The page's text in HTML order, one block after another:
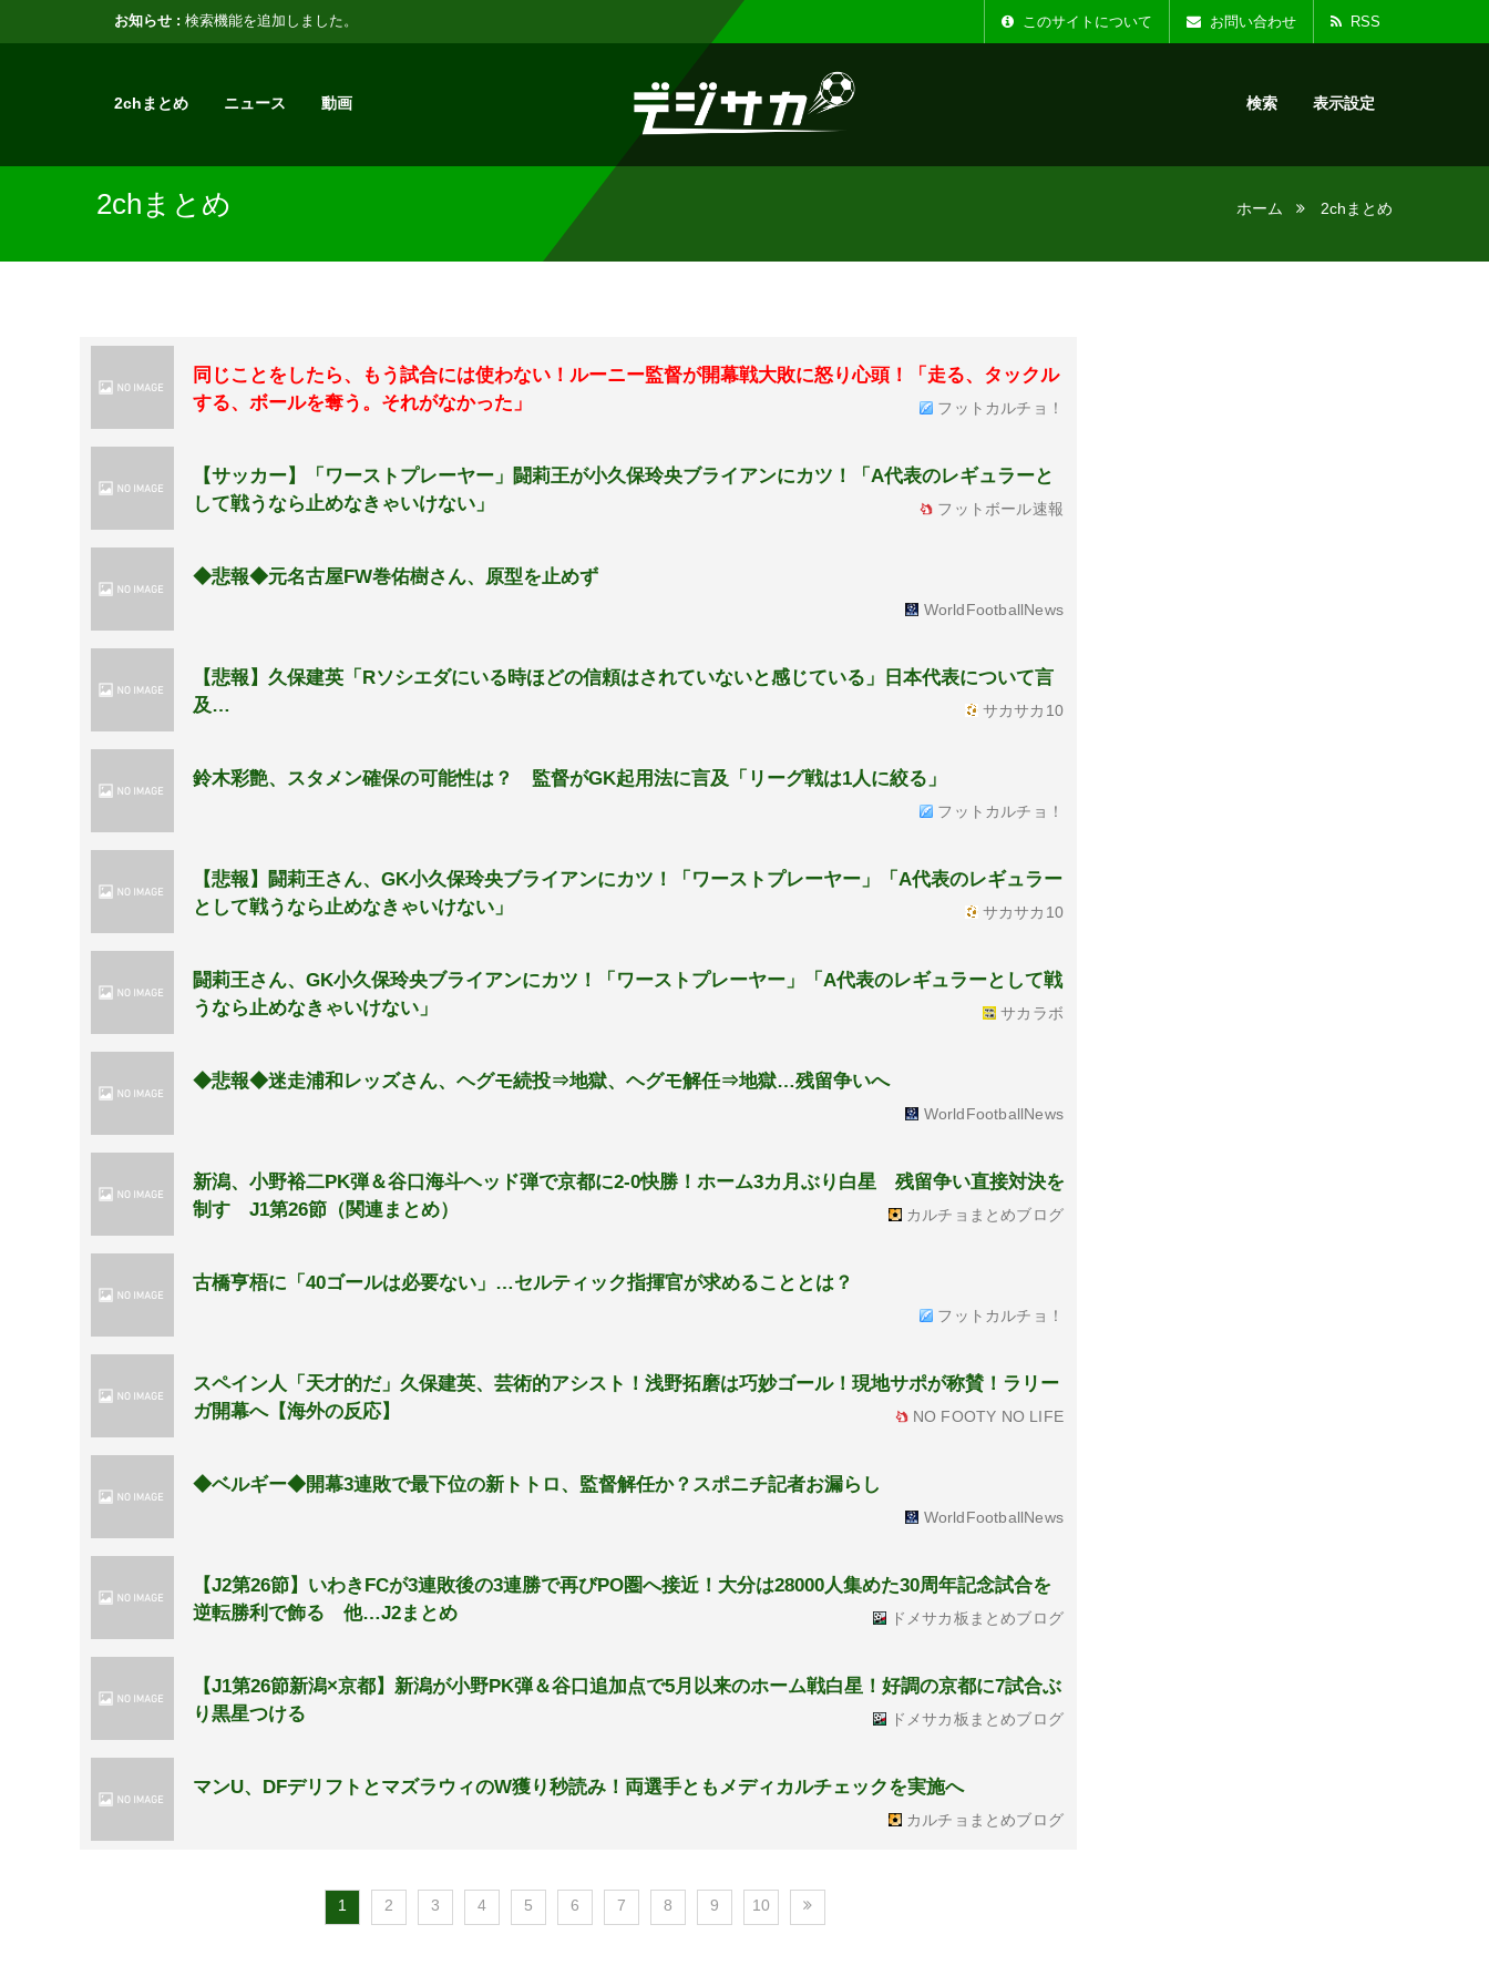
お知らせ : 検索機能を追加しました。 表示設定機能を追加しました。 お知らせ :
このサイトについて お問い合わせ RSS
2chまとめ ニュース 動画 検索 表示設定
2chまとめ ホーム 2chまとめ
同じことをしたら、もう試合には使わない！ルーニー監督が開幕戦大敗に怒り心頭！「走る、タックル
する、ボールを奪う。それがなかった」
フットカルチョ！
【サッカー】「ワーストプレーヤー」闘莉王が小久保玲央ブライアンにカツ！「A代表のレギュラーと
して戦うなら止めなきゃいけない」
フットボール速報
◆悲報◆元名古屋FW巻佑樹さん、原型を止めず
WorldFootballNews
【悲報】久保建英「Rソシエダにいる時ほどの信頼はされていないと感じている」日本代表について言
及…
サカサカ10
鈴木彩艶、スタメン確保の可能性は？ 監督がGK起用法に言及「リーグ戦は1人に絞る」
フットカルチョ！
【悲報】闘莉王さん、GK小久保玲央ブライアンにカツ！「ワーストプレーヤー」「A代表のレギュラー
として戦うなら止めなきゃいけない」
サカサカ10
闘莉王さん、GK小久保玲央ブライアンにカツ！「ワーストプレーヤー」「A代表のレギュラーとして戦
うなら止めなきゃいけない」
サカラボ
◆悲報◆迷走浦和レッズさん、ヘグモ続投⇒地獄、ヘグモ解任⇒地獄…残留争いへ
WorldFootballNews
新潟、小野裕二PK弾＆谷口海斗ヘッド弾で京都に2-0快勝！ホーム3カ月ぶり白星 残留争い直接対決を
制す J1第26節（関連まとめ）
カルチョまとめブログ
古橋亨梧に「40ゴールは必要ない」…セルティック指揮官が求めることとは？
フットカルチョ！
スペイン人「天才的だ」久保建英、芸術的アシスト！浅野拓磨は巧妙ゴール！現地サポが称賛！ラリー
ガ開幕へ【海外の反応】
NO FOOTY NO LIFE
◆ベルギー◆開幕3連敗で最下位の新トトロ、監督解任か？スポニチ記者お漏らし
WorldFootballNews
【J2第26節】いわきFCが3連敗後の3連勝で再びPO圏へ接近！大分は28000人集めた30周年記念試合を
逆転勝利で飾る 他…J2まとめ
ドメサカ板まとめブログ
【J1第26節新潟×京都】新潟が小野PK弾＆谷口追加点で5月以来のホーム戦白星！好調の京都に7試合ぶ
り黒星つける
ドメサカ板まとめブログ
マンU、DFデリフトとマズラウィのW獲り秒読み！両選手ともメディカルチェックを実施へ
カルチョまとめブログ
1 2 3 4 5 6 7 8 9 10